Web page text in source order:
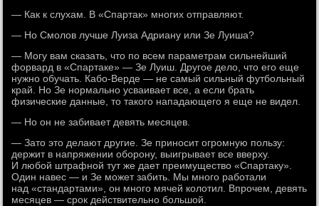
— Как к слухам. В «Спартак» многих отправляют.
— Но Смолов лучше Луиза Адриану или Зе Луиша?
— Могу вам сказать, что по всем параметрам сильнейший
форвард в «Спартаке» — Зе Луиш. Другое дело, что его еще
нужно обучать. Кабо-Верде — не самый сильный футбольный
край. Но Зе нормально усваивает все, а если брать
физические данные, то такого нападающего я еще не видел.
— Но он не забивает девять месяцев.
— Зато это делают другие. Зе приносит огромную пользу:
держит в напряжении оборону, выигрывает все вверху.
И любой штрафной тут же дает преимущество «Спартаку».
Один навес — и Зе может забить. Мы много работали
над «стандартами», он много мячей колотил. Впрочем, девять
месяцев — срок действительно большой.